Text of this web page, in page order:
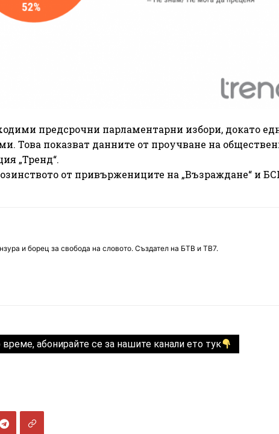
предсрочни парламентарни избори, докато
Това показват данните от проучване на
„Тренд“.
от привържениците на „Възраждане“ и
и борец за свобода на словото. Създател на БТВ и ТВ7.
абонирайте се за нашите канали ето тук